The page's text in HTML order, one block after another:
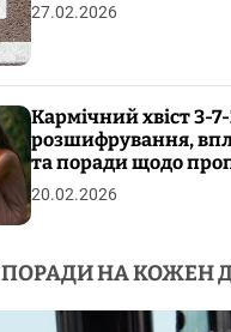
27.02.2026
Кармічний хвіст 3-
розшифрування,
та поради щодо
20.02.2026
ПОРАДИ НА КОЖЕН